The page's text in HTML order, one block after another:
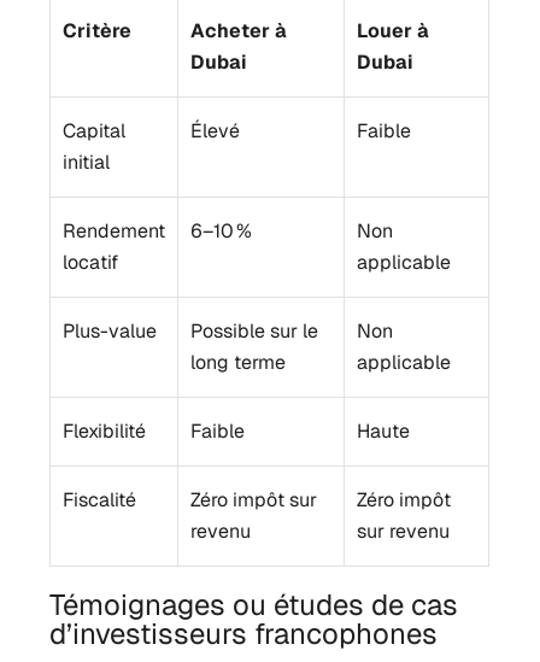
Critère
Acheter à
Dubai
Louer à
Dubai
Capital
initial
Élevé Faible
Rendement
locatif
6–10 %
Non
applicable
Plus-value
Possible sur le
long terme
Non
applicable
Flexibilité Faible Haute
Fiscalité
Zéro impôt sur
revenu
Zéro impôt
sur revenu
Témoignages ou études de cas
d’investisseurs francophones